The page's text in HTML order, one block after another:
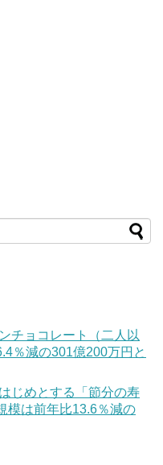
チョコレート（二人以
％減の301億200万円と
じめとする「節分の寿
模は前年比13.6％減の